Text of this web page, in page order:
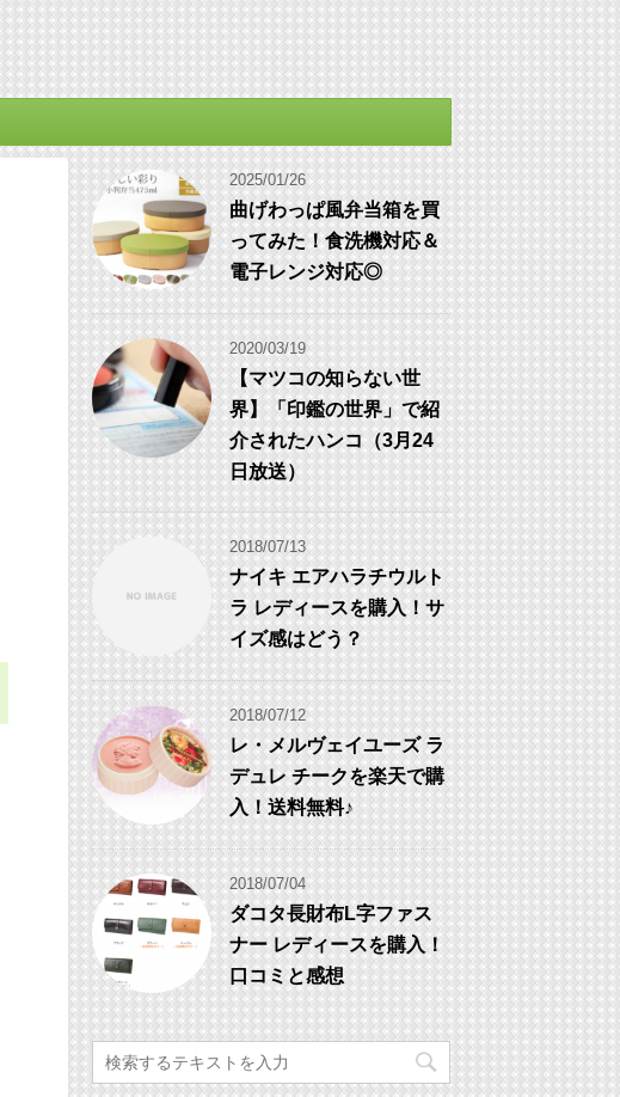
2025/01/26
曲げわっぱ風弁当箱を買
ってみた！食洗機対応＆
電子レンジ対応◎
2020/03/19
【マツコの知らない世
界】「印鑑の世界」で紹
介されたハンコ（3月24
日放送）
2018/07/13
ナイキ エアハラチウルト
ラ レディースを購入！サ
イズ感はどう？
2018/07/12
レ・メルヴェイユーズ ラ
デュレ チークを楽天で購
入！送料無料♪
2018/07/04
ダコタ長財布L字ファス
ナー レディースを購入！
口コミと感想